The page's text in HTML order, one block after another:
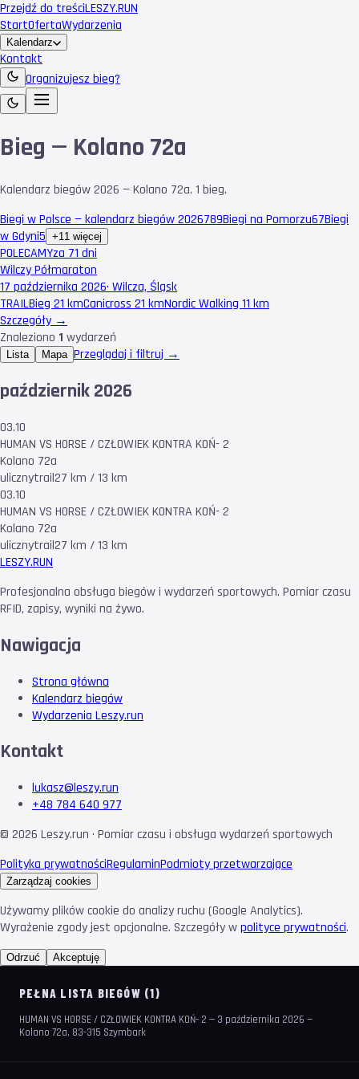
Przejdź do treściLESZY.RUN
StartOfertaWydarzenia
Kalendarz
Kontakt
Organizujesz bieg?
Bieg — Kolano 72a
Kalendarz biegów 2026 — Kolano 72a. 1 bieg.
Biegi w Polsce — kalendarz biegów 2026789Biegi na Pomorzu67Biegi
w Gdyni5 +11 więcej
POLECAMYza 71 dni
Wilczy Półmaraton
17 października 2026· Wilcza, Śląsk
TRAILBieg 21 kmCanicross 21 kmNordic Walking 11 km
Szczegóły →
Znaleziono 1 wydarzeń
Lista Mapa Przeglądaj i filtruj →
październik 2026
03.10
HUMAN VS HORSE / CZŁOWIEK KONTRA KOŃ- 2
Kolano 72a
ulicznytrail27 km / 13 km
03.10
HUMAN VS HORSE / CZŁOWIEK KONTRA KOŃ- 2
Kolano 72a
ulicznytrail27 km / 13 km
LESZY.RUN
Profesjonalna obsługa biegów i wydarzeń sportowych. Pomiar czasu
RFID, zapisy, wyniki na żywo.
Nawigacja
Strona główna
Kalendarz biegów
Wydarzenia Leszy.run
Kontakt
lukasz@leszy.run
+48 784 640 977
© 2026 Leszy.run · Pomiar czasu i obsługa wydarzeń sportowych
Polityka prywatnościRegulaminPodmioty przetwarzające
Zarządzaj cookies
Używamy plików cookie do analizy ruchu (Google Analytics).
Wyrażenie zgody jest opcjonalne. Szczegóły wpolityce prywatności.
Odrzuć Akceptuję
PEŁNA LISTA BIEGÓW (1)
HUMAN VS HORSE / CZŁOWIEK KONTRA KOŃ- 2 — 3 października 2026 —
Kolano 72a, 83-315 Szymbark